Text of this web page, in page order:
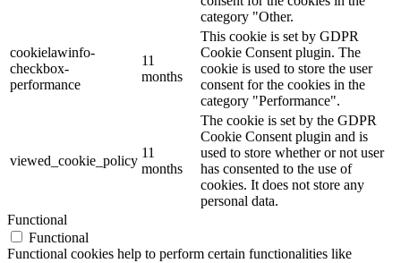
category "Other.
cookielawinfo-
checkbox-
performance
11
months
This cookie is set by GDPR
Cookie Consent plugin. The
cookie is used to store the user
consent for the cookies in the
category "Performance".
viewed_cookie_policy
11
months
The cookie is set by the GDPR
Cookie Consent plugin and is
used to store whether or not user
has consented to the use of
cookies. It does not store any
personal data.
Functional
Functional
Functional cookies help to perform certain functionalities like